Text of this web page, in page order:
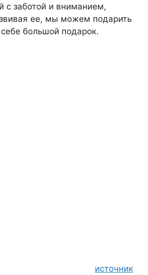
с заботой и вниманием,
ее, мы можем подарить
большой подарок.
источник